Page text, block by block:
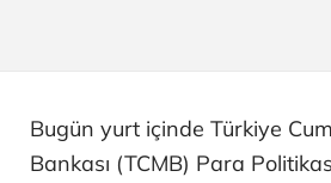
Bugün yurt içinde Türkiye
Bankası (TCMB) Para